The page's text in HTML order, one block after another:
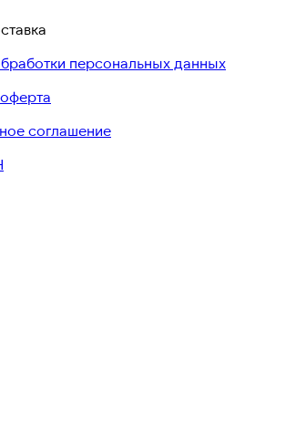
персональных данных
соглашение